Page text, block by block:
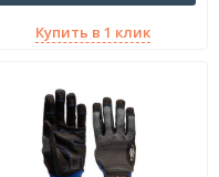
Купить в 1 клик